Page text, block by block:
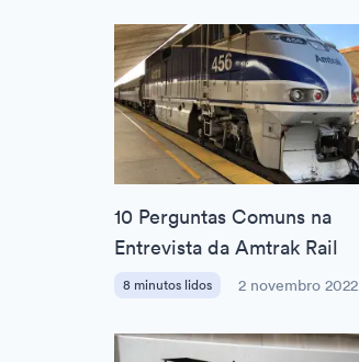
10 Perguntas Comuns na
Entrevista da Amtrak Rail
8 minutos lidos 2 novembro 2022